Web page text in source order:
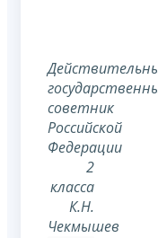
советник
Российской
Федерации
2
класса
К.Н.
Чекмышев